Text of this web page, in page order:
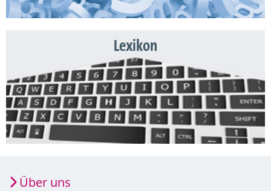
Lexikon
Über uns